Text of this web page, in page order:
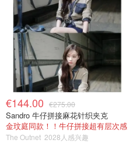
€144.00 €275.00
Sandro 牛仔拼接麻花针织夹克
金玟庭同款！！牛仔拼接超有层次感
The Outnet 2028人感兴趣